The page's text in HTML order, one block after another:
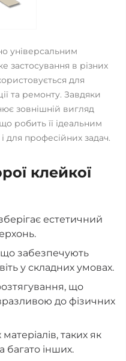
універсальним
застосування в різних
для
та ремонту. Завдяки
зовнішній вигляд
робить її ідеальним
для професійних задач.
клейкої
естетичний
що забезпечують
у складних умовах.
що
до фізичних
таких як
багато інших.